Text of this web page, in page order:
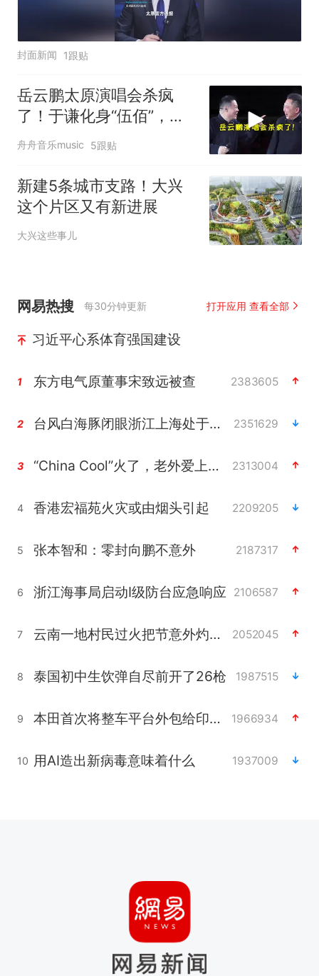
封面新闻 1跟贴
岳云鹏太原演唱会杀疯
了！于谦化身“伍佰”，指
挥全场嗨翻了
舟舟音乐music 5跟贴
新建5条城市支路！大兴
这个片区又有新进展
大兴这些事儿
网易热搜 每30分钟更新 打开应用 查看全部
习近平心系体育强国建设
1 东方电气原董事宋致远被查 2383605
2 台风白海豚闭眼浙江上海处于危险半圆 2351629
3 “China Cool”火了，老外爱上中国避暑游 2313004
4 香港宏福苑火灾或由烟头引起 2209205
5 张本智和：零封向鹏不意外 2187317
6 浙江海事局启动Ⅰ级防台应急响应 2106587
7 云南一地村民过火把节意外灼伤16人 2052045
8 泰国初中生饮弹自尽前开了26枪 1987515
9 本田首次将整车平台外包给印度企业 1966934
10 用AI造出新病毒意味着什么 1937009